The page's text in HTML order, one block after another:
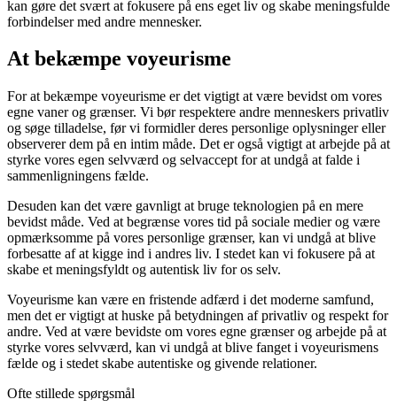
kan gøre det svært at fokusere på ens eget liv og skabe meningsfulde
forbindelser med andre mennesker.
At bekæmpe voyeurisme
For at bekæmpe voyeurisme er det vigtigt at være bevidst om vores
egne vaner og grænser. Vi bør respektere andre menneskers privatliv
og søge tilladelse, før vi formidler deres personlige oplysninger eller
observerer dem på en intim måde. Det er også vigtigt at arbejde på at
styrke vores egen selvværd og selvaccept for at undgå at falde i
sammenligningens fælde.
Desuden kan det være gavnligt at bruge teknologien på en mere
bevidst måde. Ved at begrænse vores tid på sociale medier og være
opmærksomme på vores personlige grænser, kan vi undgå at blive
forbesatte af at kigge ind i andres liv. I stedet kan vi fokusere på at
skabe et meningsfyldt og autentisk liv for os selv.
Voyeurisme kan være en fristende adfærd i det moderne samfund,
men det er vigtigt at huske på betydningen af privatliv og respekt for
andre. Ved at være bevidste om vores egne grænser og arbejde på at
styrke vores selvværd, kan vi undgå at blive fanget i voyeurismens
fælde og i stedet skabe autentiske og givende relationer.
Ofte stillede spørgsmål